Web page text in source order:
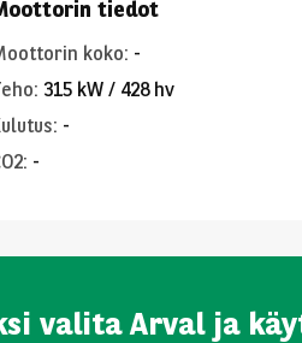
tiedot
koko: -
: 315 kW / 428 hv
: -
: -
valita Arval ja